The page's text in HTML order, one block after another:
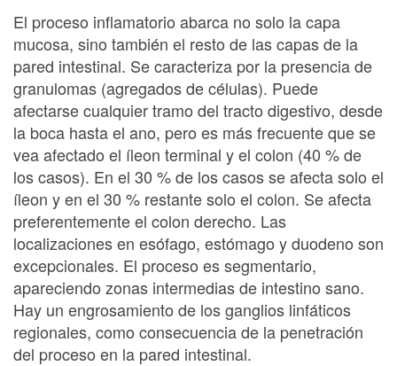
El proceso inflamatorio abarca no solo la capa
mucosa, sino también el resto de las capas de la
pared intestinal. Se caracteriza por la presencia de
granulomas (agregados de células). Puede
afectarse cualquier tramo del tracto digestivo, desde
la boca hasta el ano, pero es más frecuente que se
vea afectado el íleon terminal y el colon (40 % de
los casos). En el 30 % de los casos se afecta solo el
íleon y en el 30 % restante solo el colon. Se afecta
preferentemente el colon derecho. Las
localizaciones en esófago, estómago y duodeno son
excepcionales. El proceso es segmentario,
apareciendo zonas intermedias de intestino sano.
Hay un engrosamiento de los ganglios linfáticos
regionales, como consecuencia de la penetración
del proceso en la pared intestinal.